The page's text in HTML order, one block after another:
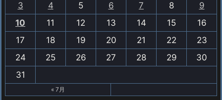
3
4 5 6 7 8
9
10
11 12 13 14 15
16
17
18 19 20 21 22
23
24
25 26 27 28 29
30
31
« 7月